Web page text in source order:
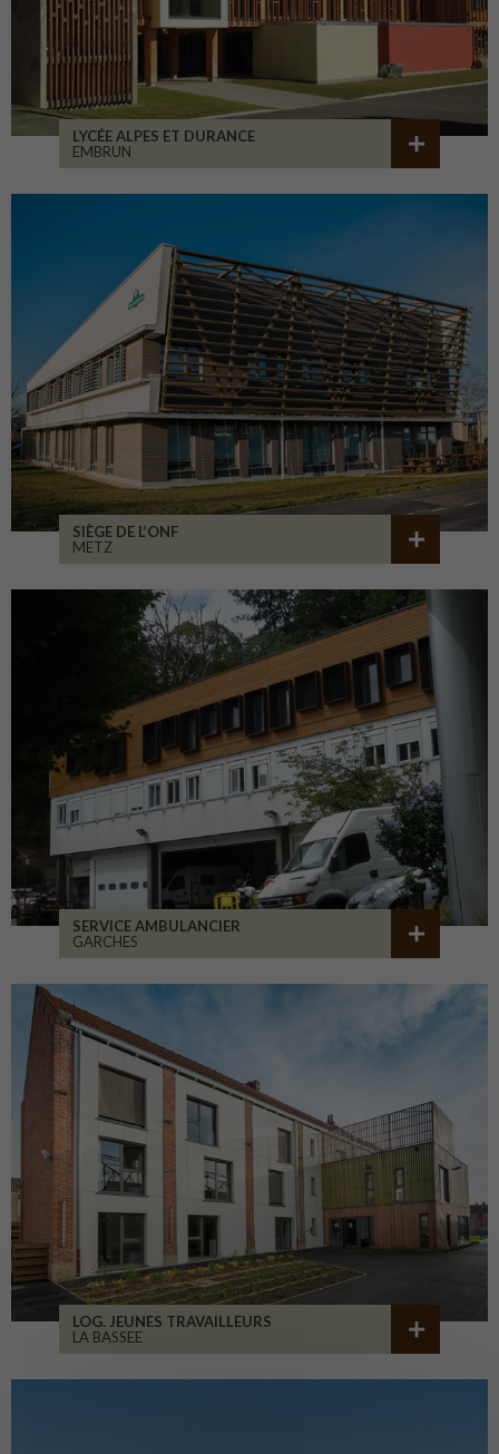
LYCÉE ALPES ET DURANCE
EMBRUN
SIÈGE DE L’ONF
METZ
SERVICE AMBULANCIER
GARCHES
LOG. JEUNES TRAVAILLEURS
LA BASSEE